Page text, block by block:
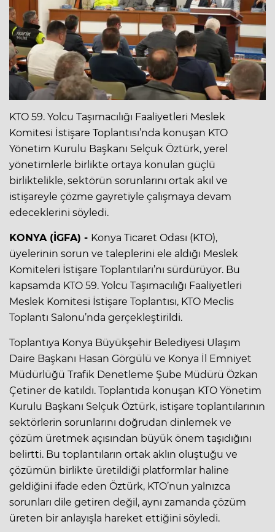
KTO 59. Yolcu Taşımacılığı Faaliyetleri Meslek
Komitesi İstişare Toplantısı’nda konuşan KTO
Yönetim Kurulu Başkanı Selçuk Öztürk, yerel
yönetimlerle birlikte ortaya konulan güçlü
birliktelikle, sektörün sorunlarını ortak akıl ve
istişareyle çözme gayretiyle çalışmaya devam
edeceklerini söyledi.
KONYA (İGFA) - Konya Ticaret Odası (KTO),
üyelerinin sorun ve taleplerini ele aldığı Meslek
Komiteleri İstişare Toplantıları’nı sürdürüyor. Bu
kapsamda KTO 59. Yolcu Taşımacılığı Faaliyetleri
Meslek Komitesi İstişare Toplantısı, KTO Meclis
Toplantı Salonu’nda gerçekleştirildi.
Toplantıya Konya Büyükşehir Belediyesi Ulaşım
Daire Başkanı Hasan Görgülü ve Konya İl Emniyet
Müdürlüğü Trafik Denetleme Şube Müdürü Özkan
Çetiner de katıldı. Toplantıda konuşan KTO Yönetim
Kurulu Başkanı Selçuk Öztürk, istişare toplantılarının
sektörlerin sorunlarını doğrudan dinlemek ve
çözüm üretmek açısından büyük önem taşıdığını
belirtti. Bu toplantıların ortak aklın oluştuğu ve
çözümün birlikte üretildiği platformlar haline
geldiğini ifade eden Öztürk, KTO’nun yalnızca
sorunları dile getiren değil, aynı zamanda çözüm
üreten bir anlayışla hareket ettiğini söyledi.